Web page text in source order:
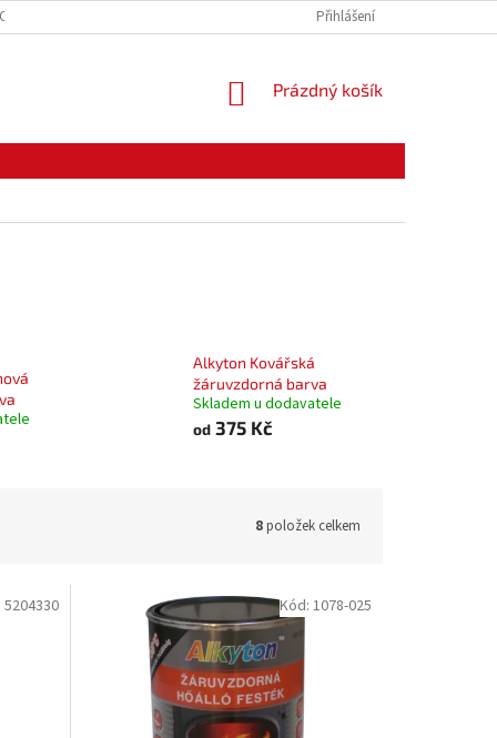
ZBOŽÍ PODMÍNKY OCHRANY
Přihlášení
NÁKUPNÍ
Prázdný košík
Alkyton Kovářská
žáruvzdorná barva
Skladem u dodavatele
od375 Kč
8položek celkem
5204330 Kód: 1078-025